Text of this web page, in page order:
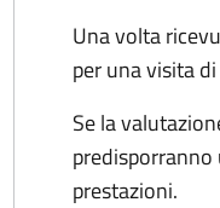
Una volta
per una visita
Se la
prestazioni.